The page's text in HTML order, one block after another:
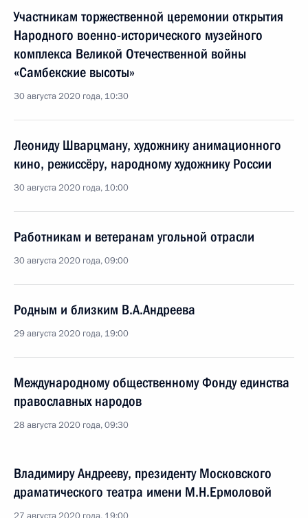
Участникам торжественной церемонии открытия
Народного военно-исторического музейного
комплекса Великой Отечественной войны
«Самбекские высоты»
30 августа 2020 года, 10:30
Леониду Шварцману, художнику анимационного
кино, режиссёру, народному художнику России
30 августа 2020 года, 10:00
Работникам и ветеранам угольной отрасли
30 августа 2020 года, 09:00
Родным и близким В.А.Андреева
29 августа 2020 года, 19:00
Международному общественному Фонду единства
православных народов
28 августа 2020 года, 09:30
Владимиру Андрееву, президенту Московского
драматического театра имени М.Н.Ермоловой